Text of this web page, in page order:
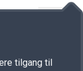
tilgang til